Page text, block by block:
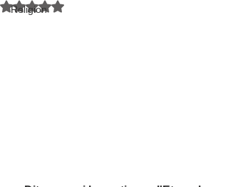
ReligionNoté NaN étoiles sur 5.